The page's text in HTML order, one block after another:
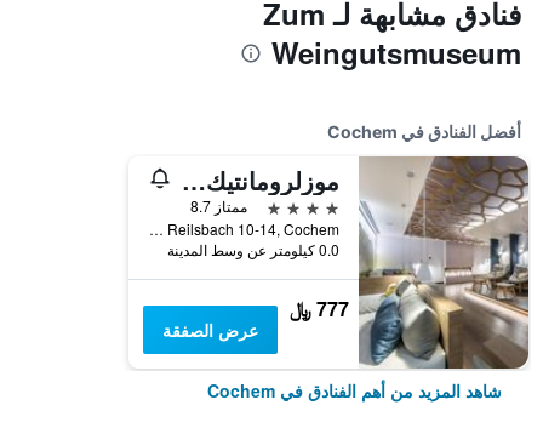
فنادق مشابهة لـ Zum
Weingutsmuseum
أفضل الفنادق في Cochem
موزلرومانتيك هوتل كيسسلر ماير
4 نجوم
ممتاز 8.7
Am Reilsbach 10-14, Cochem, راينلند بالاتينات, ألمانيا
0.0 كيلومتر عن وسط المدينة
777 ﷼
عرض الصفقة
شاهد المزيد من أهم الفنادق في Cochem